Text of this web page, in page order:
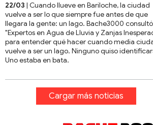
22/03 | Cuando llueve en Bariloche, la ciudad
vuelve a ser lo que siempre fue antes de que
llegara la gente: un lago. Bache3000
"Expertos en Agua de Lluvia y Zanjas
para entender qué hacer cuando media
vuelve a ser un lago. Ninguno quiso
Uno estaba en bata.
Cargar más noticias